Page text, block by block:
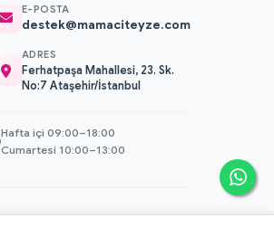
E-POSTA
destek@mamaciteyze.com
ADRES
Ferhatpaşa Mahallesi, 23. Sk.
No:7 Ataşehir/İstanbul
Hafta içi 09:00–18:00
Cumartesi 10:00–13:00